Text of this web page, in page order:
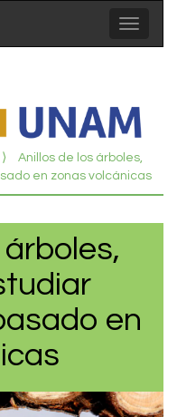
Toggle
⟩
Anillos de los árboles,
en zonas volcánicas
en